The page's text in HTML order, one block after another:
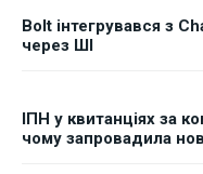
Bolt інтегрувався з
через ШІ
ІПН у квитанціях за
чому запровадила